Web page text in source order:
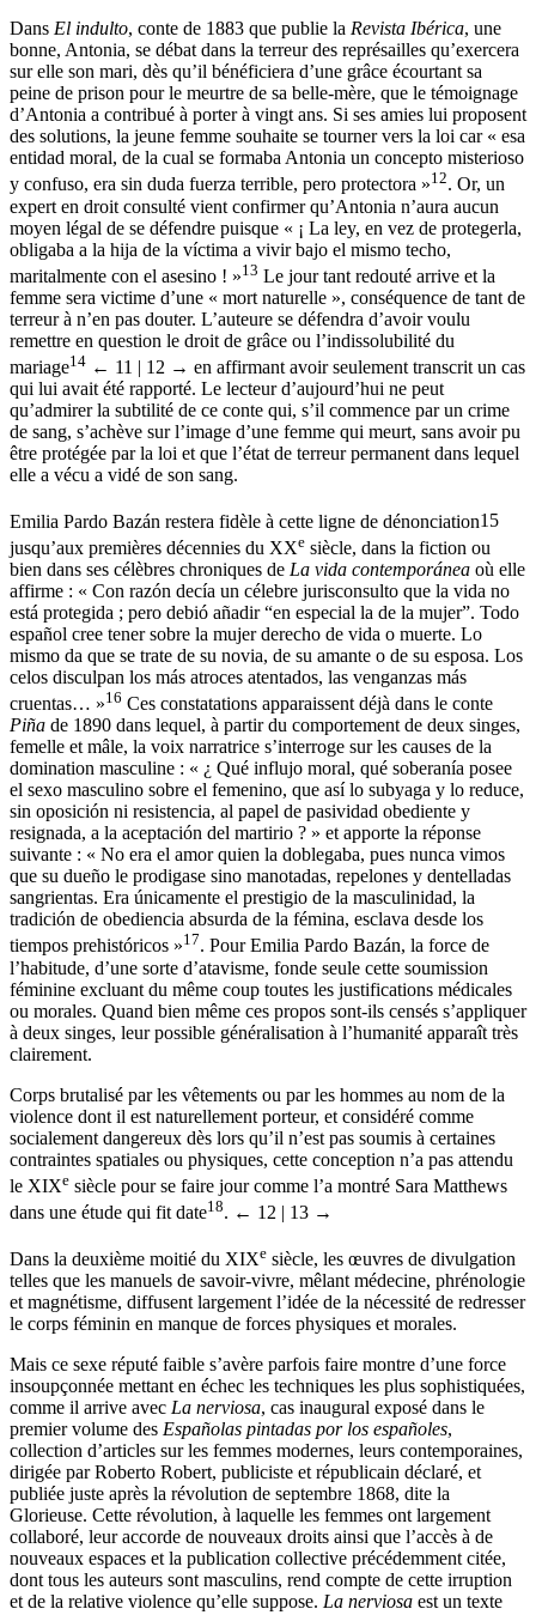
Dans El indulto, conte de 1883 que publie la Revista Ibérica, une
bonne, Antonia, se débat dans la terreur des représailles qu’exercera
sur elle son mari, dès qu’il bénéficiera d’une grâce écourtant sa
peine de prison pour le meurtre de sa belle-mère, que le témoignage
d’Antonia a contribué à porter à vingt ans. Si ses amies lui proposent
des solutions, la jeune femme souhaite se tourner vers la loi car « esa
entidad moral, de la cual se formaba Antonia un concepto misterioso
y confuso, era sin duda fuerza terrible, pero protectora »12. Or, un
expert en droit consulté vient confirmer qu’Antonia n’aura aucun
moyen légal de se défendre puisque « ¡ La ley, en vez de protegerla,
obligaba a la hija de la víctima a vivir bajo el mismo techo,
maritalmente con el asesino ! »13 Le jour tant redouté arrive et la
femme sera victime d’une « mort naturelle », conséquence de tant de
terreur à n’en pas douter. L’auteure se défendra d’avoir voulu
remettre en question le droit de grâce ou l’indissolubilité du
mariage14 ← 11 | 12 → en affirmant avoir seulement transcrit un cas
qui lui avait été rapporté. Le lecteur d’aujourd’hui ne peut
qu’admirer la subtilité de ce conte qui, s’il commence par un crime
de sang, s’achève sur l’image d’une femme qui meurt, sans avoir pu
être protégée par la loi et que l’état de terreur permanent dans lequel
elle a vécu a vidé de son sang.
Emilia Pardo Bazán restera fidèle à cette ligne de dénonciation15
jusqu’aux premières décennies du XXe siècle, dans la fiction ou
bien dans ses célèbres chroniques de La vida contemporánea où elle
affirme : « Con razón decía un célebre jurisconsulto que la vida no
está protegida ; pero debió añadir “en especial la de la mujer”. Todo
español cree tener sobre la mujer derecho de vida o muerte. Lo
mismo da que se trate de su novia, de su amante o de su esposa. Los
celos disculpan los más atroces atentados, las venganzas más
cruentas… »16 Ces constatations apparaissent déjà dans le conte
Piña de 1890 dans lequel, à partir du comportement de deux singes,
femelle et mâle, la voix narratrice s’interroge sur les causes de la
domination masculine : « ¿ Qué influjo moral, qué soberanía posee
el sexo masculino sobre el femenino, que así lo subyaga y lo reduce,
sin oposición ni resistencia, al papel de pasividad obediente y
resignada, a la aceptación del martirio ? » et apporte la réponse
suivante : « No era el amor quien la doblegaba, pues nunca vimos
que su dueño le prodigase sino manotadas, repelones y dentelladas
sangrientas. Era únicamente el prestigio de la masculinidad, la
tradición de obediencia absurda de la fémina, esclava desde los
tiempos prehistóricos »17. Pour Emilia Pardo Bazán, la force de
l’habitude, d’une sorte d’atavisme, fonde seule cette soumission
féminine excluant du même coup toutes les justifications médicales
ou morales. Quand bien même ces propos sont-ils censés s’appliquer
à deux singes, leur possible généralisation à l’humanité apparaît très
clairement.
Corps brutalisé par les vêtements ou par les hommes au nom de la
violence dont il est naturellement porteur, et considéré comme
socialement dangereux dès lors qu’il n’est pas soumis à certaines
contraintes spatiales ou physiques, cette conception n’a pas attendu
le XIXe siècle pour se faire jour comme l’a montré Sara Matthews
dans une étude qui fit date18. ← 12 | 13 →
Dans la deuxième moitié du XIXe siècle, les œuvres de divulgation
telles que les manuels de savoir-vivre, mêlant médecine, phrénologie
et magnétisme, diffusent largement l’idée de la nécessité de redresser
le corps féminin en manque de forces physiques et morales.
Mais ce sexe réputé faible s’avère parfois faire montre d’une force
insoupçonnée mettant en échec les techniques les plus sophistiquées,
comme il arrive avec La nerviosa, cas inaugural exposé dans le
premier volume des Españolas pintadas por los españoles,
collection d’articles sur les femmes modernes, leurs contemporaines,
dirigée par Roberto Robert, publiciste et républicain déclaré, et
publiée juste après la révolution de septembre 1868, dite la
Glorieuse. Cette révolution, à laquelle les femmes ont largement
collaboré, leur accorde de nouveaux droits ainsi que l’accès à de
nouveaux espaces et la publication collective précédemment citée,
dont tous les auteurs sont masculins, rend compte de cette irruption
et de la relative violence qu’elle suppose. La nerviosa est un texte